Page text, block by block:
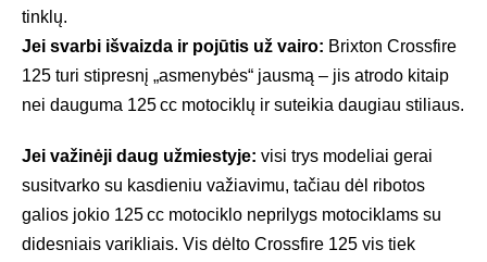
tinklų.
Jei svarbi išvaizda ir pojūtis už vairo: Brixton Crossfire
125 turi stipresnį „asmenybės“ jausmą – jis atrodo kitaip
nei dauguma 125 cc motociklų ir suteikia daugiau stiliaus.
Jei važinėji daug užmiestyje: visi trys modeliai gerai
susitvarko su kasdieniu važiavimu, tačiau dėl ribotos
galios jokio 125 cc motociklo neprilygs motociklams su
didesniais varikliais. Vis dėlto Crossfire 125 vis tiek